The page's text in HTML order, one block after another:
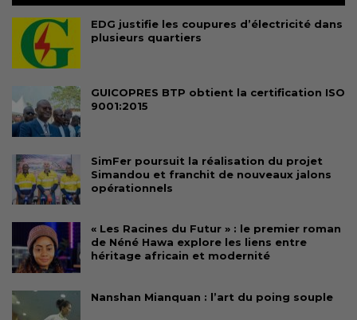
EDG justifie les coupures d’électricité dans
plusieurs quartiers
GUICOPRES BTP obtient la certification ISO
9001:2015
SimFer poursuit la réalisation du projet
Simandou et franchit de nouveaux jalons
opérationnels
« Les Racines du Futur » : le premier roman
de Néné Hawa explore les liens entre
héritage africain et modernité
Nanshan Mianquan : l’art du poing souple